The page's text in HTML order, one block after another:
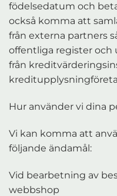
födelsedatum och
också komma att
från externa partners
offentliga register
från
Hur använder vi dina
Vi kan komma att
följande ändamål:
Vid bearbetning av
webbshop